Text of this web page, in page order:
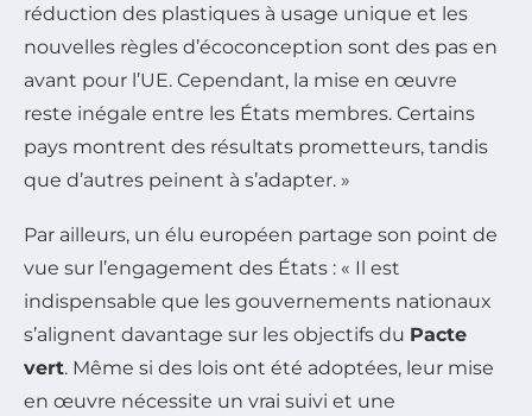
réduction des plastiques à usage unique et les
nouvelles règles d’écoconception sont des pas en
avant pour l’UE. Cependant, la mise en œuvre
reste inégale entre les États membres. Certains
pays montrent des résultats prometteurs, tandis
que d’autres peinent à s’adapter. »
Par ailleurs, un élu européen partage son point de
vue sur l’engagement des États : « Il est
indispensable que les gouvernements nationaux
s’alignent davantage sur les objectifs du Pacte
vert. Même si des lois ont été adoptées, leur mise
en œuvre nécessite un vrai suivi et une